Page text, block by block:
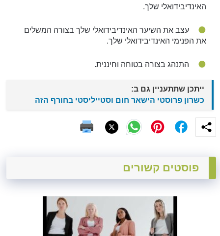
האינדיבידואלי שלך.
עצב את השיער האינדיבידואלי שלך בצורה המשלים
את הפנימי האינדיבידואלי שלך.
התנהג בצורה בטוחה וחיננית.
ייתכן שתתעניין גם ב:
כשרון פרוסטי הישאר חום וסטייליסטי בחורף הזה
פוסטים קשורים